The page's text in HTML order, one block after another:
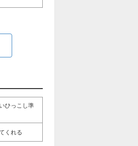
ひっこし準
くれる